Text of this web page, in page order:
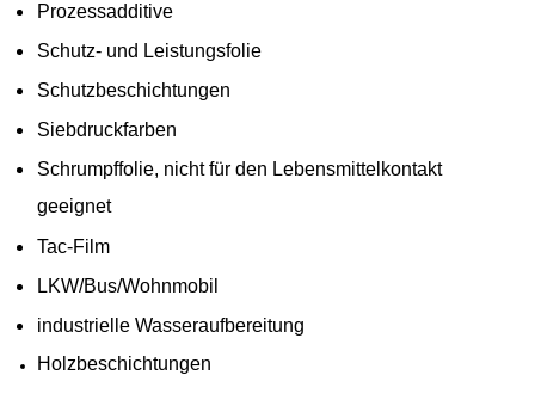
Prozessadditive
Schutz- und Leistungsfolie
Schutzbeschichtungen
Siebdruckfarben
Schrumpffolie, nicht für den Lebensmittelkontakt
geeignet
Tac-Film
LKW/Bus/Wohnmobil
industrielle Wasseraufbereitung
Holzbeschichtungen